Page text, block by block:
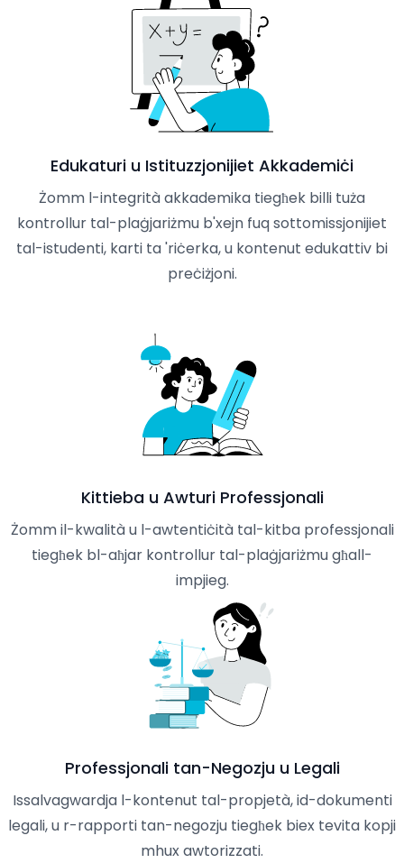
Edukaturi u Istituzzjonijiet Akkademiċi
Żomm l-integrità akkademika tiegħek billi tuża
kontrollur tal-plaġjariżmu b'xejn fuq sottomissjonijiet
tal-istudenti, karti ta 'riċerka, u kontenut edukattiv bi
preċiżjoni.
Kittieba u Awturi Professjonali
Żomm il-kwalità u l-awtentiċità tal-kitba professjonali
tiegħek bl-aħjar kontrollur tal-plaġjariżmu għall-
impjieg.
Professjonali tan-Negozju u Legali
Issalvagwardja l-kontenut tal-propjetà, id-dokumenti
legali, u r-rapporti tan-negozju tiegħek biex tevita kopji
mhux awtorizzati.